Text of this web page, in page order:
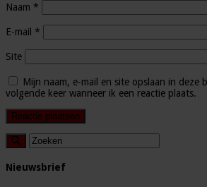
Naam *
E-mail *
Site
Mijn naam, e-mail en site opslaan in deze
volgende keer wanneer ik een reactie plaats.
Nieuwsbrief